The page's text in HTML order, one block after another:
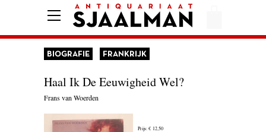
BIOGRAFIE FRANKRIJK
Haal Ik De Eeuwigheid Wel?
Frans van Woerden
Prijs: € 12,50